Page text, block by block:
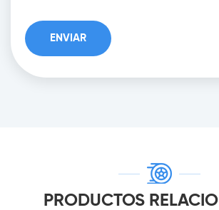
PRODUCTOS